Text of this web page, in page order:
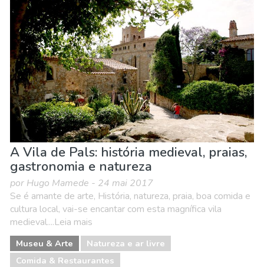
Natureza e ar livre
Praias
A Vila de Pals: história medieval, praias,
gastronomia e natureza
por Hugo Mamede - 24 mai 2017
Se é amante de arte, História, natureza, praia, boa comida e
cultura local, vai-se encantar com esta magnífica vila
medieval....Leia mais
Museu & Arte
Natureza e ar livre
Comida & Restaurantes